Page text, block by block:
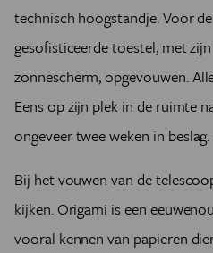
technisch hoogstandje. Voor
gesofisticeerde toestel, met
zonnescherm, opgevouwen.
Eens op zijn plek in de ruimte
ongeveer twee weken in beslag.
Bij het vouwen van de
kijken. Origami is een
vooral kennen van papieren